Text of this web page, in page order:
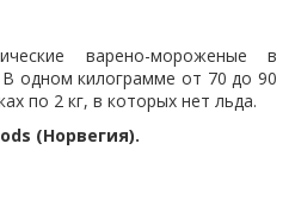
варено-мороженые в
В одном килограмме от 70 до 90
по 2 кг, в которых нет льда.
(Норвегия).